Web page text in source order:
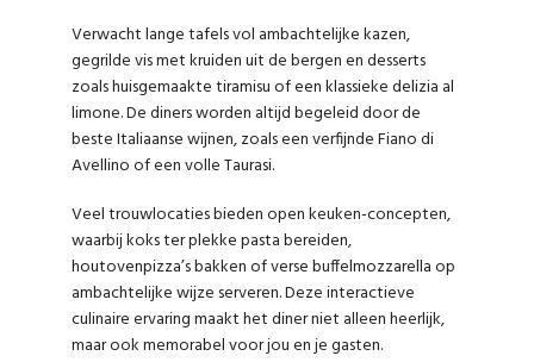
Verwacht lange tafels vol ambachtelijke kazen,
gegrilde vis met kruiden uit de bergen en desserts
zoals huisgemaakte tiramisu of een klassieke delizia al
limone. De diners worden altijd begeleid door de
beste Italiaanse wijnen, zoals een verfijnde Fiano di
Avellino of een volle Taurasi.
Veel trouwlocaties bieden open keuken-concepten,
waarbij koks ter plekke pasta bereiden,
houtovenpizza’s bakken of verse buffelmozzarella op
ambachtelijke wijze serveren. Deze interactieve
culinaire ervaring maakt het diner niet alleen heerlijk,
maar ook memorabel voor jou en je gasten.